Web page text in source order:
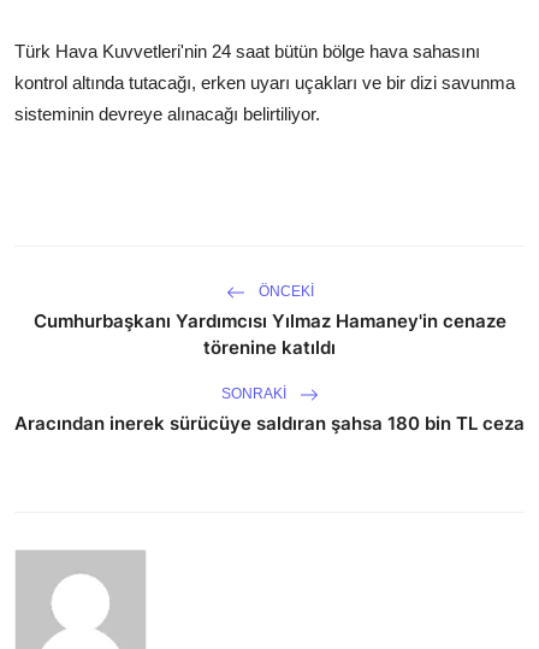
Türk Hava Kuvvetleri'nin 24 saat bütün bölge hava sahasını
kontrol altında tutacağı, erken uyarı uçakları ve bir dizi savunma
sisteminin devreye alınacağı belirtiliyor.
ÖNCEKI
Cumhurbaşkanı Yardımcısı Yılmaz Hamaney'in cenaze
törenine katıldı
SONRAKI
Aracından inerek sürücüye saldıran şahsa 180 bin TL ceza